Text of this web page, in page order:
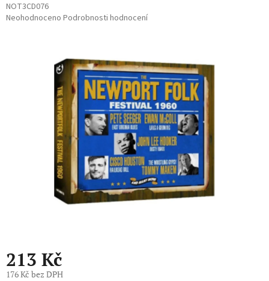
NOT3CD076
Průměrné
Neohodnoceno Podrobnosti hodnocení
213 Kč
176 Kč bez DPH